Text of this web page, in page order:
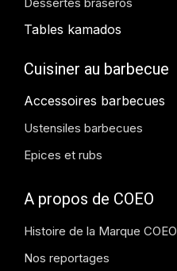
Tables kamados
Cuisiner au barbecue
Accessoires barbecues
Ustensiles barbecues
Epices et rubs
A propos de COEO
Histoire de la Marque COEO
Nos reportages